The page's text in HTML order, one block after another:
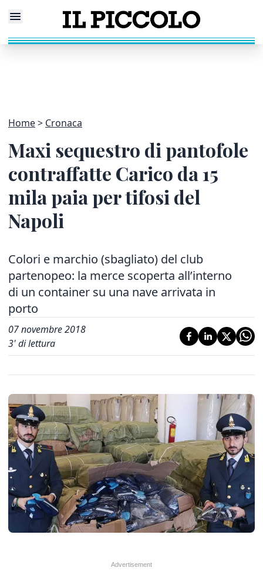
Home Cronaca
Maxi sequestro di pantofole
contraffatte Carico da 15
mila paia per tifosi del
Napoli
Colori e marchio (sbagliato) del club
partenopeo: la merce scoperta all’interno
di un container su una nave arrivata in
porto
07 novembre 2018
3' di lettura